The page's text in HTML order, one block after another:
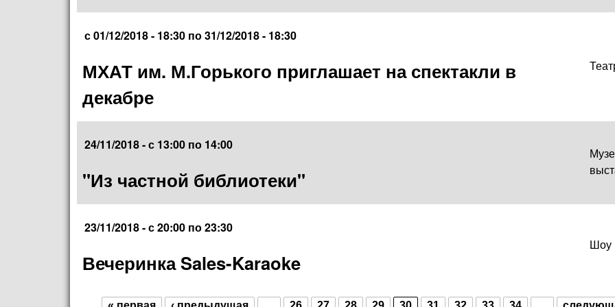
с01/12/2018 - 18:30 по31/12/2018 - 18:30
МХАТ им. М.Горького приглашает на спектакли в
декабре
24/11/2018 -с 13:00 по 14:00
"Из частной библиотеки"
23/11/2018 -с20:00 по23:30
Вечеринка Sales-Karaoke
Шоу